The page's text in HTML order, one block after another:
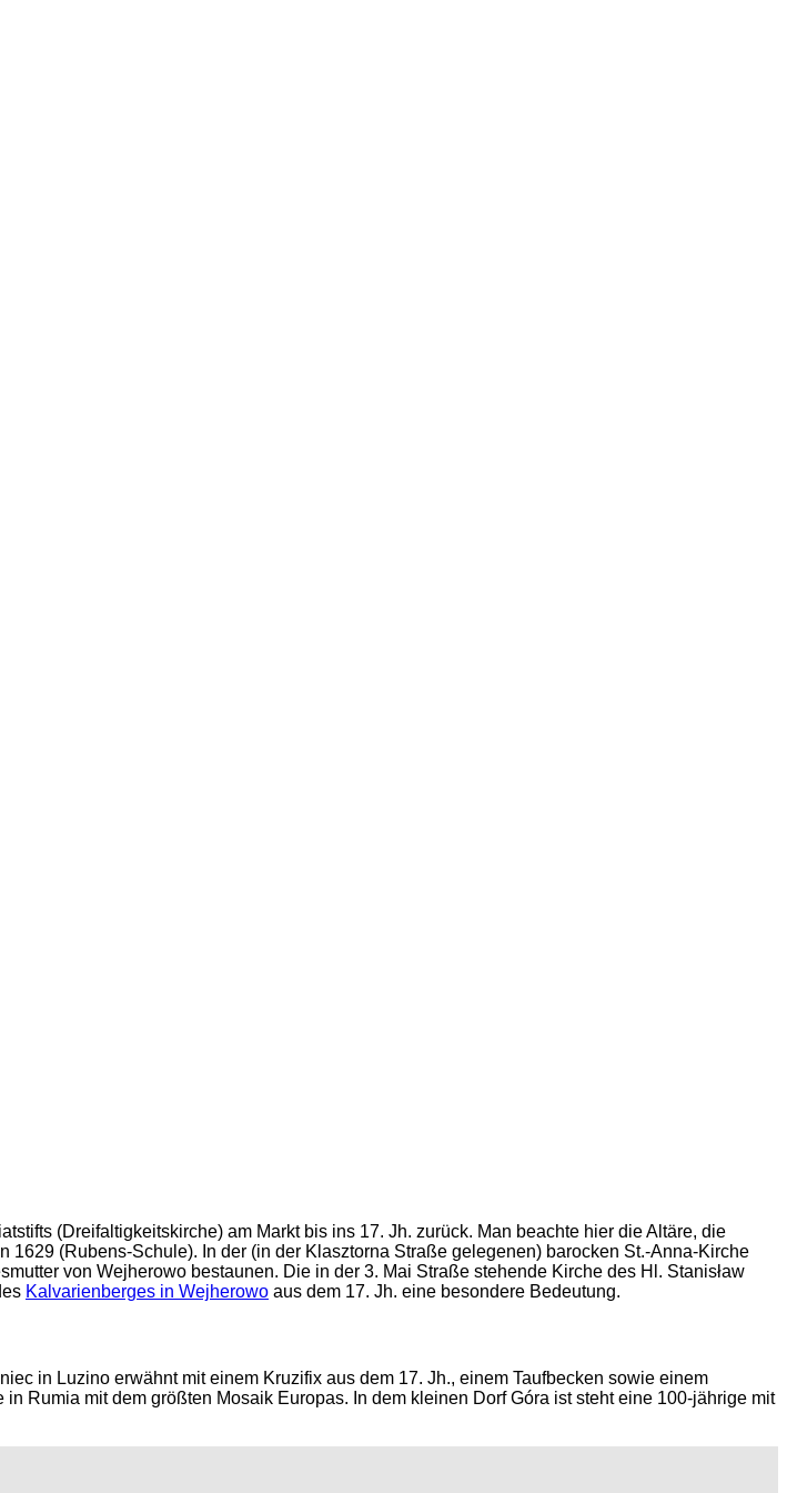
(Dreifaltigkeitskirche) am Markt bis ins 17. Jh. zurück. Man beachte hier die Altäre, die
(Rubens-Schule). In der (in der Klasztorna Straße gelegenen) barocken St.-Anna-Kirche
von Wejherowo bestaunen. Die in der 3. Mai Straße stehende Kirche des Hl. Stanisław
Kalvarienberges in Wejherowo aus dem 17. Jh. eine besondere Bedeutung.
in Luzino erwähnt mit einem Kruzifix aus dem 17. Jh., einem Taufbecken sowie einem
Rumia mit dem größten Mosaik Europas. In dem kleinen Dorf Góra ist steht eine 100-jährige mit